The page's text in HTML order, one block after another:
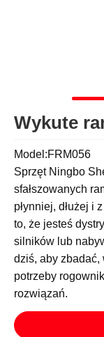
Wykute
Model:FRM056
Sprzęt Ningbo
sfałszowanych
płynniej, dłużej i
to, że jesteś
silników lub
dziś, aby zbadać,
potrzeby
rozwiązań.